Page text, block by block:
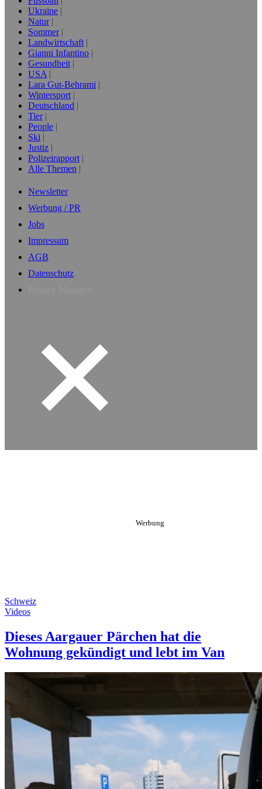
Ukraine
Natur
Sommer
Landwirtschaft
Gianni Infantino
Gesundheit
USA
Lara Gut-Behrami
Wintersport
Deutschland
Tier
People
Ski
Justiz
Polizeirapport
Alle Themen
Newsletter
Werbung / PR
Jobs
Impressum
AGB
Datenschutz
Schweiz
Videos
Dieses Aargauer Pärchen hat die
Wohnung gekündigt und lebt im Van